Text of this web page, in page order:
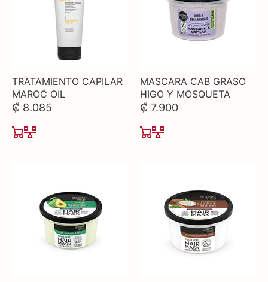
TRATAMIENTO CAPILAR
MAROC OIL
₡ 8.085
MASCARA CAB GRASO
HIGO Y MOSQUETA
₡ 7.900